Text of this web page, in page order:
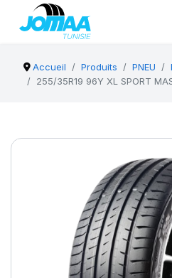
Accueil Produits PNEU
255/35R19 96Y XL SPORT